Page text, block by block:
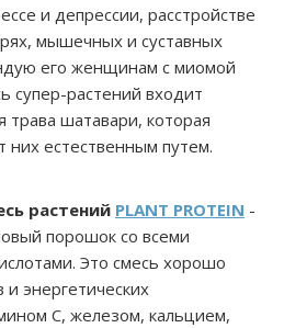
и депрессии, расстройстве
мышечных и суставных
его женщинам с миомой
супер-растений входит
трава шатавари, которая
них естественным путем.
растений PLANT PROTEIN -
порошок со всеми
Это смесь хорошо
энергетических
С, железом, кальцием,